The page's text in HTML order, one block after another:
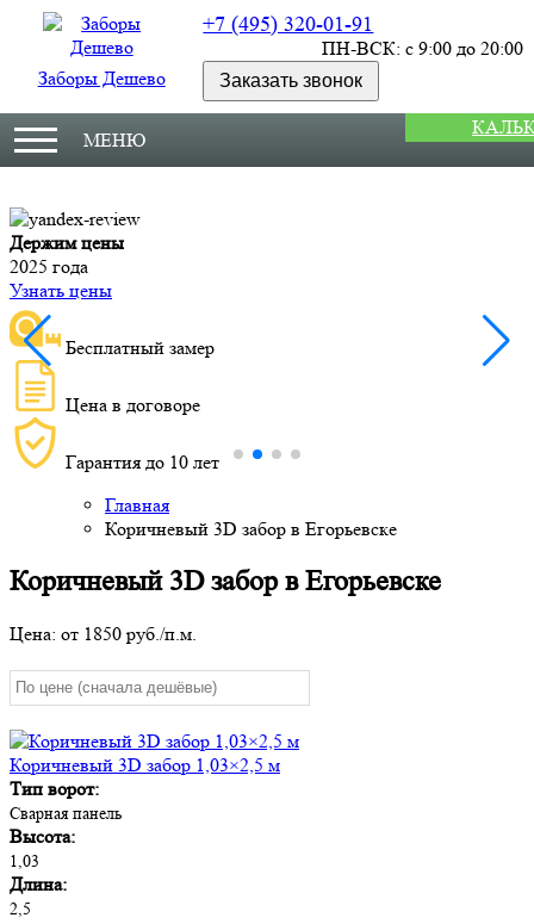
Заборы Дешево
+7 (495) 320-01-91
ПН-ВСК: с 9:00 до 20:00
Заказать звонок
МЕНЮ
Держим цены
2025 года
Узнать цены
Бесплатный замер
Цена в договоре
Гарантия до 10 лет
Главная
Коричневый 3D забор в Егорьевске
Коричневый 3D забор в Егорьевске
Цена: от 1850 руб./п.м.
Коричневый 3D забор 1,03×2,5 м
Тип ворот:
Сварная панель
Высота:
1,03
Длина:
2,5